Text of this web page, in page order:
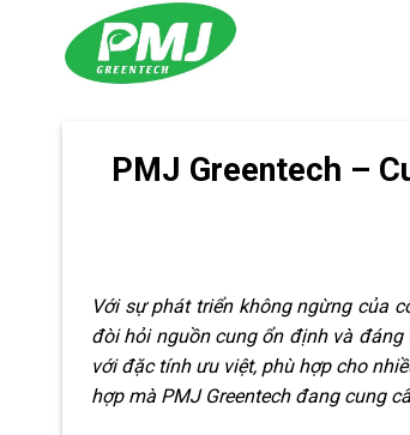
PMJ Greentech –
Với sự phát triển không ngừng của
đòi hỏi nguồn cung ổn định và đáng
với đặc tính ưu việt, phù hợp cho
hợp mà PMJ Greentech đang cung